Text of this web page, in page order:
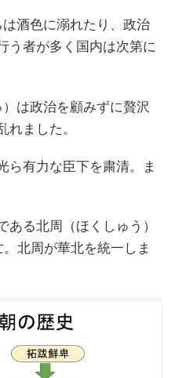
酒色に溺れたり、政治
う者が多く国内は次第に
は政治を顧みずに贅沢
れました。
ら有力な臣下を粛清。ま
る北周（ほくしゅう）
北周が華北を統一しま